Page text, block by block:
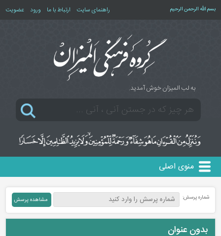
بسم الله الرحمن الرحیم راهنمای سایت ارتباط با ما ورود عضویت
به لب المیزان خوش آمدید.
منوی اصلی
شماره پرسش:
بدون عنوان